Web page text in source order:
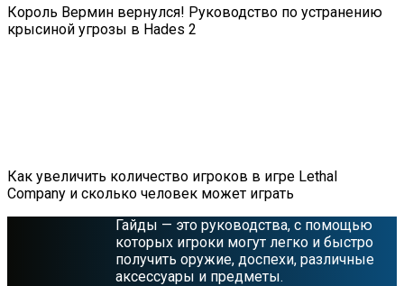
Король Вермин вернулся! Руководство по устранению
крысиной угрозы в Hades 2
Как увеличить количество игроков в игре Lethal
Company и сколько человек может играть
Гайды — это руководства, с помощью
которых игроки могут легко и быстро
получить оружие, доспехи, различные
аксессуары и предметы.